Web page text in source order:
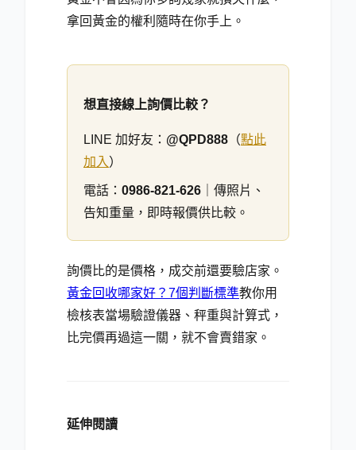
拿回黃金的權利隨時在你手上。
想直接線上詢價比較？
LINE 加好友： @QPD888 （點此
加入 ）
電話： 0986-821-626 ｜傳照片、
告知重量，即時報價供比較。
詢價比的是價格，成交前還要驗店家。
黃金回收哪家好？7個判斷標準教你用
檢核表當場驗證儀器、秤重與計算式，
比完價再過這一關，就不會賣錯家。
延伸閱讀